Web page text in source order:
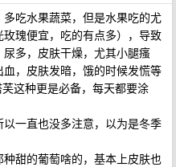
吃水果蔬菜，但是水果吃的尤
瑰便宜，吃的有点多），导致
多，皮肤干燥，尤其小腿瘙
，皮肤发暗，饿的时候发慌等
这种更是必备，每天都要涂
一直也没多注意，以为是冬季
甜的葡萄啥的，基本上皮肤也